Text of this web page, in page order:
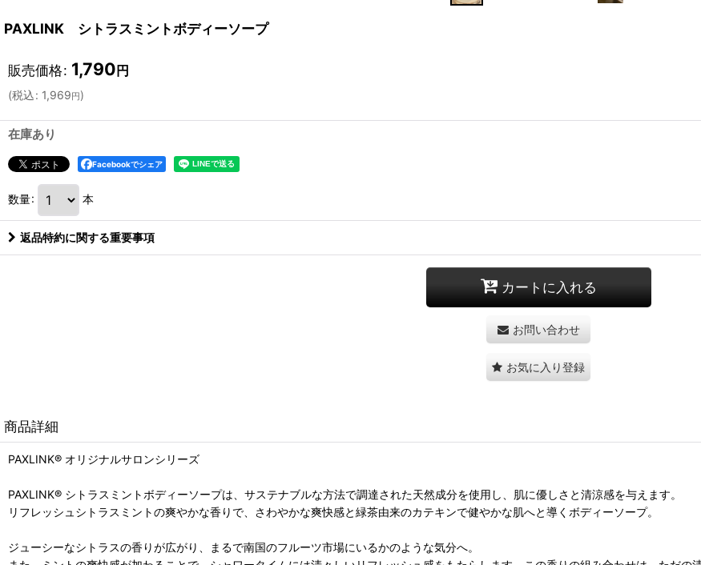
PAXLINK シトラスミントボディーソープ
販売価格: 1,790円
(税込: 1,969円)
在庫あり
Facebookでシェア
数量: 本
返品特約に関する重要事項
カートに入れる
お問い合わせ
お気に入り登録
商品詳細
PAXLINK® オリジナルサロンシリーズ
PAXLINK® シトラスミントボディーソープは、サステナブルな方法で調達された天然成分を使用し、肌に優しさと清涼感を与えます。
リフレッシュシトラスミントの爽やかな香りで、さわやかな爽快感と緑茶由来のカテキンで健やかな肌へと導くボディーソープ。
ジューシーなシトラスの香りが広がり、まるで南国のフルーツ市場にいるかのような気分へ。